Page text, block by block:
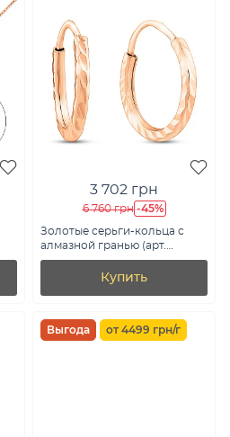
3 702 грн
6 760 грн -45%
Золотые серьги-кольца с
алмазной гранью (арт.
121903/10)
Купить
Выгода от 4499 грн/г